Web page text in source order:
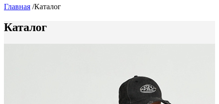
Главная /Каталог
Каталог